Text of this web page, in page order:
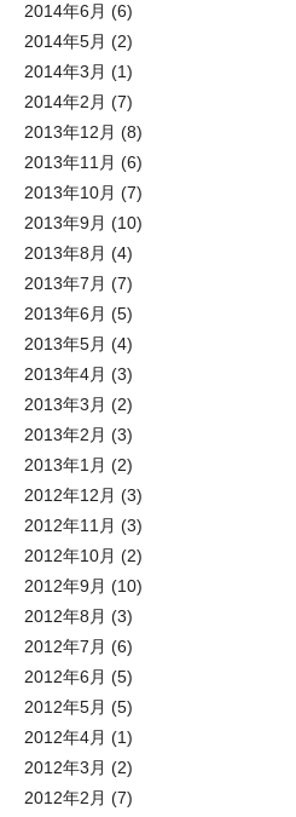
2014年6月 (6)
2014年5月 (2)
2014年3月 (1)
2014年2月 (7)
2013年12月 (8)
2013年11月 (6)
2013年10月 (7)
2013年9月 (10)
2013年8月 (4)
2013年7月 (7)
2013年6月 (5)
2013年5月 (4)
2013年4月 (3)
2013年3月 (2)
2013年2月 (3)
2013年1月 (2)
2012年12月 (3)
2012年11月 (3)
2012年10月 (2)
2012年9月 (10)
2012年8月 (3)
2012年7月 (6)
2012年6月 (5)
2012年5月 (5)
2012年4月 (1)
2012年3月 (2)
2012年2月 (7)